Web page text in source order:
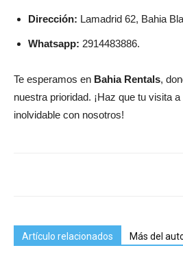
Dirección: Lamadrid 62, Bahia
Whatsapp: 2914483886.
Te esperamos en Bahia Rentals,
nuestra prioridad. ¡Haz que tu visita
inolvidable con nosotros!
Artículo relacionados Más del